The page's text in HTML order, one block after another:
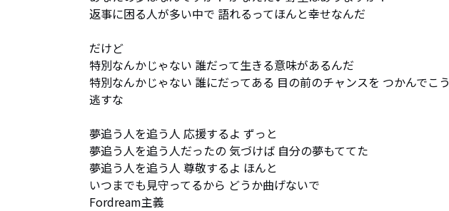
返事に困る人が多い中で 語れるってほんと幸せなんだ
だけど
特別なんかじゃない 誰だって生きる意味があるんだ
特別なんかじゃない 誰にだってある 目の前のチャンスを つかんでこう
逃すな
夢追う人を追う人 応援するよ ずっと
夢追う人を追う人だったの 気づけば 自分の夢もててた
夢追う人を追う人 尊敬するよ ほんと
いつまでも見守ってるから どうか曲げないで
Fordream主義